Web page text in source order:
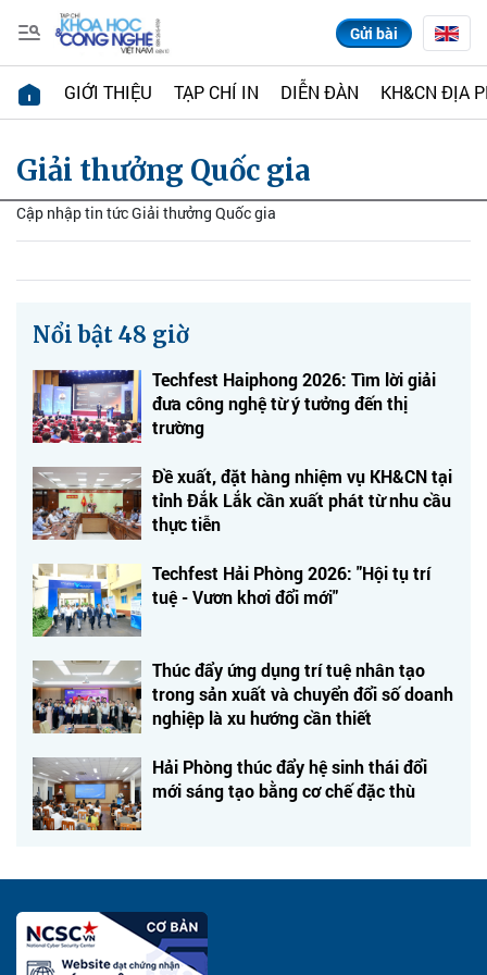
Gửi bài
GIỚI THIỆU TẠP CHÍ IN DIỄN ĐÀN KH&CN ĐỊA
Giải thưởng Quốc gia
Cập nhập tin tức Giải thưởng Quốc gia
Nổi bật 48 giờ
Techfest Haiphong 2026: Tìm lời giải
đưa công nghệ từ ý tưởng đến thị
trường
Đề xuất, đặt hàng nhiệm vụ KH&CN tại
tỉnh Đắk Lắk cần xuất phát từ nhu cầu
thực tiễn
Techfest Hải Phòng 2026: "Hội tụ trí
tuệ - Vươn khơi đổi mới"
Thúc đẩy ứng dụng trí tuệ nhân tạo
trong sản xuất và chuyển đổi số doanh
nghiệp là xu hướng cần thiết
Hải Phòng thúc đẩy hệ sinh thái đổi
mới sáng tạo bằng cơ chế đặc thù